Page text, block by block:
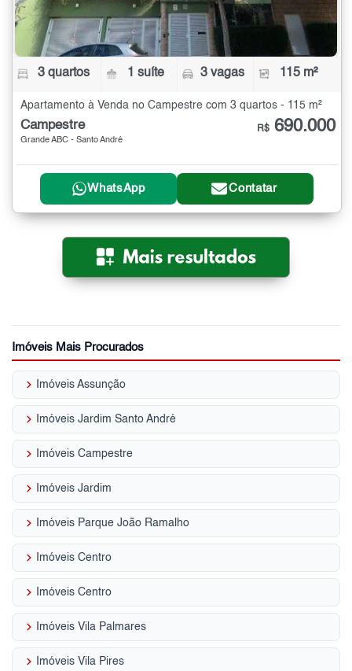
3 quartos 1 suíte 3 vagas 115 m²
Apartamento à Venda no Campestre com 3 quartos - 115 m²
Campestre
Grande ABC - Santo André
R$ 690.000
WhatsApp Contatar
Imóveis Mais Procurados
keyboard_arrow_right Imóveis Assunção
keyboard_arrow_right Imóveis Jardim Santo André
keyboard_arrow_right Imóveis Campestre
keyboard_arrow_right Imóveis Jardim
keyboard_arrow_right Imóveis Parque João Ramalho
keyboard_arrow_right Imóveis Centro
keyboard_arrow_right Imóveis Centro
keyboard_arrow_right Imóveis Vila Palmares
keyboard_arrow_right Imóveis Vila Pires